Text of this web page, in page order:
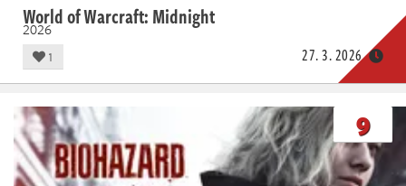
World of Warcraft: Midnight
2026
1 27. 3. 2026
9